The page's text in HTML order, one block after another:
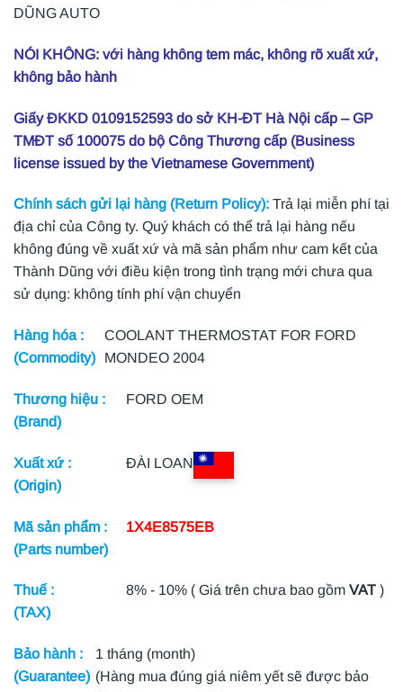
DŨNG AUTO
NÓI KHÔNG: với hàng không tem mác, không rõ xuất xứ,
không bảo hành
Giấy ĐKKD 0109152593 do sở KH-ĐT Hà Nội cấp – GP
TMĐT số 100075 do bộ Công Thương cấp (Business
license issued by the Vietnamese Government)
Chính sách gửi lại hàng (Return Policy): Trả lại miễn phí tại
địa chỉ của Công ty. Quý khách có thể trả lại hàng nếu
không đúng về xuất xứ và mã sản phẩm như cam kết của
Thành Dũng với điều kiện trong tình trạng mới chưa qua
sử dụng: không tính phí vận chuyển
Hàng hóa :
(Commodity)
COOLANT THERMOSTAT FOR FORD
MONDEO 2004
Thương hiệu :
(Brand)
FORD OEM
Xuất xứ :
(Origin)
ĐÀI LOAN
Mã sản phẩm :
(Parts number)
1X4E8575EB
Thuế :
(TAX)
8% - 10% ( Giá trên chưa bao gồmVAT )
Bảo hành :
(Guarantee)
1 tháng (month)
(Hàng mua đúng giá niêm yết sẽ được bảo